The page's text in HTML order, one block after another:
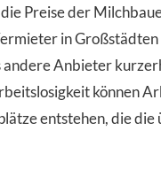
Preise der
in Großstädten
andere Anbieter
können
entstehen, die